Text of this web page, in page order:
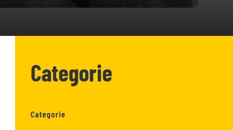
Categorie
Categorie